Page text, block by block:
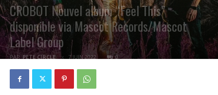
CROBOT Nouvel album “Feel This”
disponible via Mascot Records/Mascot
Label Group
PAR PETE CIRCLE 7 JUIN 2022 0